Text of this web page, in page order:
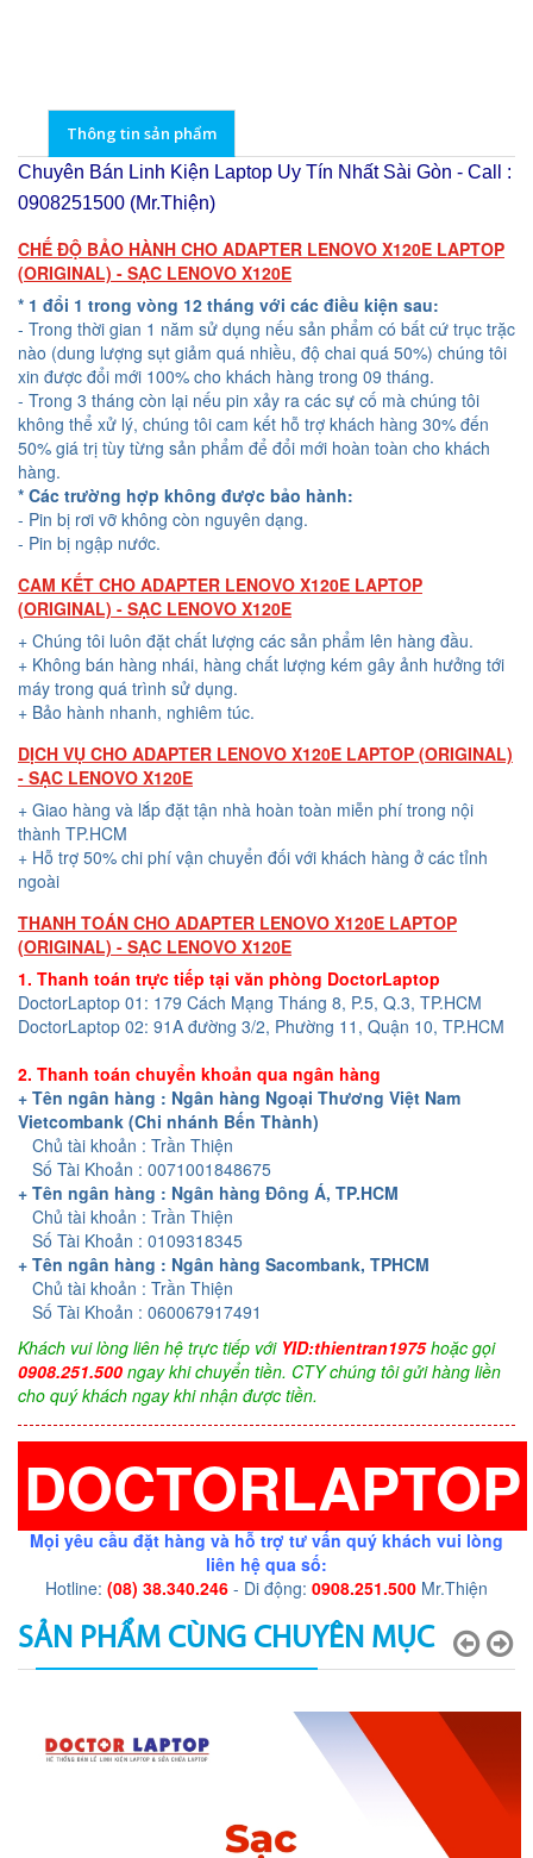
Thông tin sản phẩm
Chuyên Bán Linh Kiện Laptop Uy Tín Nhất Sài Gòn - Call :
0908251500 (Mr.Thiện)
CHẾ ĐỘ BẢO HÀNH CHO ADAPTER LENOVO X120E LAPTOP
(ORIGINAL) - SẠC LENOVO X120E
* 1 đổi 1 trong vòng 12 tháng với các điều kiện sau:
- Trong thời gian 1 năm sử dụng nếu sản phẩm có bất cứ trục trặc
nào (dung lượng sụt giảm quá nhiều, độ chai quá 50%) chúng tôi
xin được đổi mới 100% cho khách hàng trong 09 tháng.
- Trong 3 tháng còn lại nếu pin xảy ra các sự cố mà chúng tôi
không thể xử lý, chúng tôi cam kết hỗ trợ khách hàng 30% đến
50% giá trị tùy từng sản phẩm để đổi mới hoàn toàn cho khách
hàng.
* Các trường hợp không được bảo hành:
- Pin bị rơi vỡ không còn nguyên dạng.
- Pin bị ngập nước.
CAM KẾT CHO ADAPTER LENOVO X120E LAPTOP
(ORIGINAL) - SẠC LENOVO X120E
+ Chúng tôi luôn đặt chất lượng các sản phẩm lên hàng đầu.
+ Không bán hàng nhái, hàng chất lượng kém gây ảnh hưởng tới
máy trong quá trình sử dụng.
+ Bảo hành nhanh, nghiêm túc.
DỊCH VỤ CHO ADAPTER LENOVO X120E LAPTOP (ORIGINAL)
- SẠC LENOVO X120E
+ Giao hàng và lắp đặt tận nhà hoàn toàn miễn phí trong nội
thành TP.HCM
+ Hỗ trợ 50% chi phí vận chuyển đối với khách hàng ở các tỉnh
ngoài
THANH TOÁN CHO ADAPTER LENOVO X120E LAPTOP
(ORIGINAL) - SẠC LENOVO X120E
1. Thanh toán trực tiếp tại văn phòng DoctorLaptop
DoctorLaptop 01: 179 Cách Mạng Tháng 8, P.5, Q.3, TP.HCM
DoctorLaptop 02: 91A đường 3/2, Phường 11, Quận 10, TP.HCM
2. Thanh toán chuyển khoản qua ngân hàng
+ Tên ngân hàng : Ngân hàng Ngoại Thương Việt Nam
Vietcombank (Chi nhánh Bến Thành)
Chủ tài khoản : Trần Thiện
Số Tài Khoản : 0071001848675
+ Tên ngân hàng : Ngân hàng Đông Á, TP.HCM
Chủ tài khoản : Trần Thiện
Số Tài Khoản : 0109318345
+ Tên ngân hàng : Ngân hàng Sacombank, TPHCM
Chủ tài khoản : Trần Thiện
Số Tài Khoản : 060067917491
Khách vui lòng liên hệ trực tiếp với YID:thientran1975hoặc gọi
0908.251.500 ngay khi chuyển tiền. CTY chúng tôi gửi hàng liền
cho quý khách ngay khi nhận được tiền.
DOCTORLAPTOP
Mọi yêu cầu đặt hàng và hỗ trợ tư vấn quý khách vui lòng
liên hệ qua số:
Hotline: (08) 38.340.246 - Di động: 0908.251.500 Mr.Thiện
SẢN PHẨM CÙNG CHUYÊN MỤC